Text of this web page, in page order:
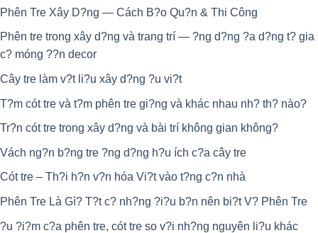
Phên Tre Xây D?ng — Cách B?o Qu?n & Thi Công
Phên tre trong xây d?ng và trang trí — ?ng d?ng ?a d?ng t? gia
c? móng ??n decor
Cây tre làm v?t li?u xây d?ng ?u vi?t
T?m cót tre và t?m phên tre gi?ng và khác nhau nh? th? nào?
Tr?n cót tre trong xây d?ng và bài trí không gian không?
Vách ng?n b?ng tre ?ng d?ng h?u ích c?a cây tre
Cót tre – Th?i h?n v?n hóa Vi?t vào t?ng c?n nhà
Phên Tre Là Gì? T?t c? nh?ng ?i?u b?n nên bi?t V? Phên Tre
?u ?i?m c?a phên tre, cót tre so v?i nh?ng nguyên li?u khác